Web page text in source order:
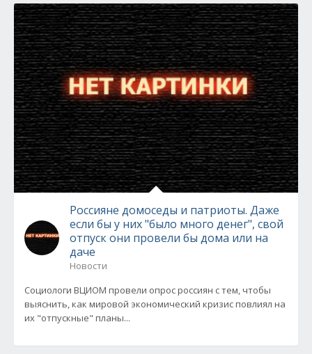
Россияне домоседы и патриоты. Даже
если бы у них "было много денег", свой
отпуск они провели бы дома или на
даче
Новости
Социологи ВЦИОМ провели опрос россиян с тем, чтобы
выяснить, как мировой экономический кризис повлиял на
их "отпускные" планы...